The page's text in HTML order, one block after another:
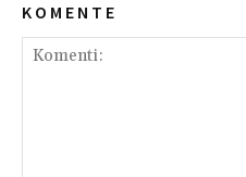
K O M E N T E